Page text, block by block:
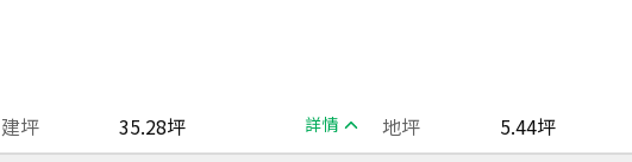
建坪 35.28坪 詳情 地坪
5.44坪